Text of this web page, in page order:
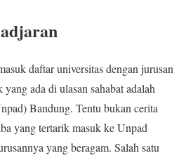
daftar universitas dengan jurusan
ada di ulasan sahabat adalah
Bandung. Tentu bukan cerita
yang tertarik masuk ke Unpad
yang beragam. Salah satu